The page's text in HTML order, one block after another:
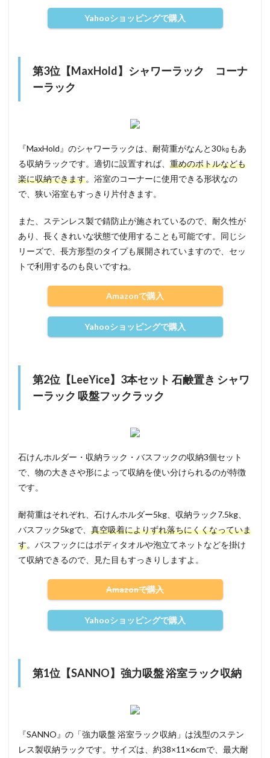
Yahooショッピングで購入
第3位【MaxHold】シャワーラック コーナ
ーラック
『MaxHold』のシャワーラックは、耐荷重がなんと30㎏もあ
る収納ラックです。適切に設置すれば、 重めのボトルなども
楽に収納できます。浴室のコーナーに使用できる形状なの
で、狭い浴室もすっきり片付きます。
また、ステンレス製で錆防止が施されているので、耐久性が
あり、長くきれいな状態で使用することも可能です。同じシ
リーズで、長方形型のタイプも展開されていますので、セッ
トで利用するのも良いですね。
Amazonで購入
Yahooショッピングで購入
第2位【LeeYice】3本セット 石鹸置き シャワ
ーラック 吸盤フックラック
石けんホルダー・収納ラック・バスフックの収納3個セット
で、物の大きさや形によって収納を使い分けられるのが特徴
です。
耐荷重はそれぞれ、石けんホルダー5kg、収納ラック7.5kg、
バスフック5kgで、 真空吸着によりずれ落ちにくくなっていま
す。バスフックにはボディタオルや泡立てネットなどを掛け
て収納できるので、見た目もすっきりしますよ。
Amazonで購入
Yahooショッピングで購入
第1位【SANNO】強力吸盤 浴室ラック収納
『SANNO』の「強力吸盤 浴室ラック収納」は浅型のステン
レス製収納ラックです。サイズは、約38×11×6cmで、最大耐